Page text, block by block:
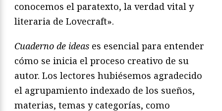
conocemos el paratexto, la verdad vital y
literaria de Lovecraft».
Cuaderno de ideas es esencial para entender
cómo se inicia el proceso creativo de su
autor. Los lectores hubiésemos agradecido
el agrupamiento indexado de los sueños,
materias, temas y categorías, como